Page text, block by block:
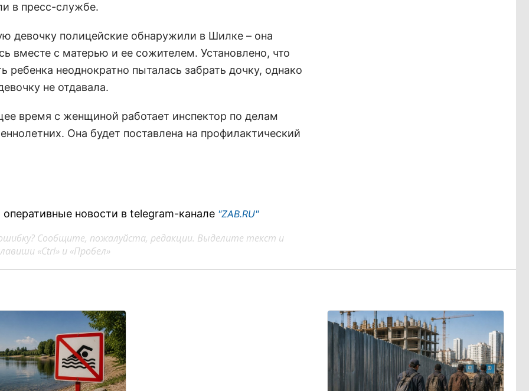
в пресс-службе.
девочку полицейские обнаружили в Шилке – она
вместе с матерью и ее сожителем. Установлено, что
ребенка неоднократно пыталась забрать дочку, однако
не отдавала.
время с женщиной работает инспектор по делам
Она будет поставлена на профилактический
новости в telegram-канале "ZAB.RU"
Сообщите, пожалуйста, редакции. Выделите текст и
«Ctrl» и «Пробел»